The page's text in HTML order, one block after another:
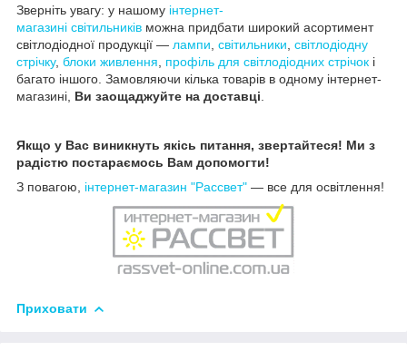
Зверніть увагу: у нашому інтернет-
магазині світильників можна придбати широкий асортимент
світлодіодної продукції — лампи, світильники, світлодіодну
стрічку, блоки живлення, профіль для світлодіодних стрічок і
багато іншого. Замовляючи кілька товарів в одному інтернет-
магазині, Ви заощаджуйте на доставці.
Якщо у Вас виникнуть якісь питання, звертайтеся! Ми з
радістю постараємось Вам допомогти!
З повагою, інтернет-магазин "Рассвет" — все для освітлення!
Приховати